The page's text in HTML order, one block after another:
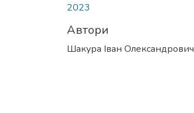
2023
Автори
Шакура Іван Олександрович